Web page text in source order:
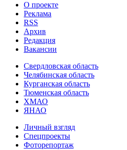
О проекте
Реклама
RSS
Архив
Редакция
Вакансии
Свердловская область
Челябинская область
Курганская область
Тюменская область
ХМАО
ЯНАО
Личный взгляд
Спецпроекты
Фоторепортаж